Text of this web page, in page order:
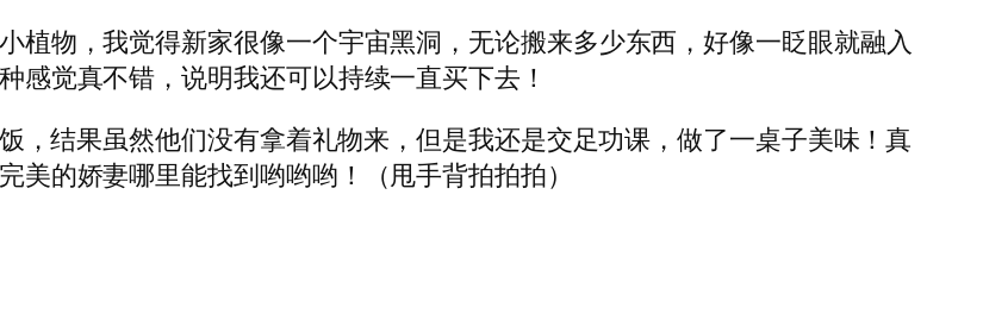
植物，我觉得新家很像一个宇宙黑洞，无论搬来多少东西，好像一眨眼就融入
感觉真不错，说明我还可以持续一直买下去！
，结果虽然他们没有拿着礼物来，但是我还是交足功课，做了一桌子美味！真
的娇妻哪里能找到哟哟哟！（甩手背拍拍拍）